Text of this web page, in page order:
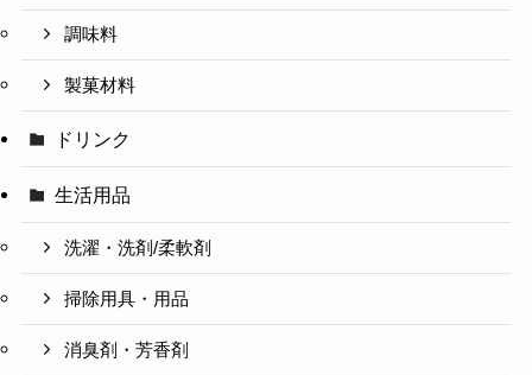
調味料
製菓材料
ドリンク
生活用品
洗濯・洗剤/柔軟剤
掃除用具・用品
消臭剤・芳香剤